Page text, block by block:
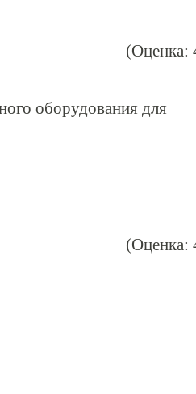
(Оценка:
оборудования для
(Оценка: